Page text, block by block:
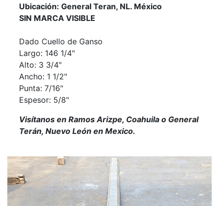
Ubicación: General Teran, NL. México
SIN MARCA VISIBLE
Dado Cuello de Ganso
Largo: 146 1/4"
Alto: 3 3/4"
Ancho: 1 1/2"
Punta: 7/16"
Espesor: 5/8"
Visítanos en Ramos Arizpe, Coahuila o General
Terán, Nuevo León en Mexico.